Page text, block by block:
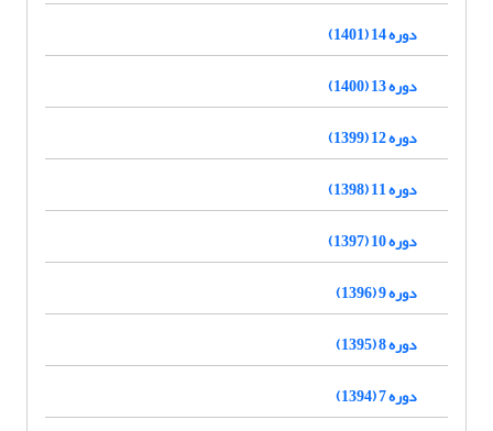
دوره 14 (1401)
دوره 13 (1400)
دوره 12 (1399)
دوره 11 (1398)
دوره 10 (1397)
دوره 9 (1396)
دوره 8 (1395)
دوره 7 (1394)